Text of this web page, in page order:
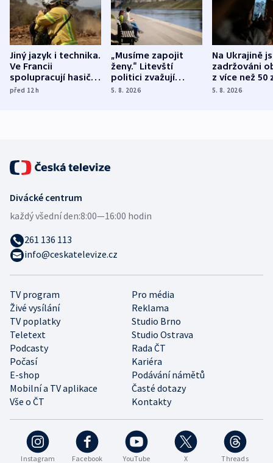
Jiný jazyk i technika.
Ve Francii
spolupracují hasiči z
různých zemí
před 12h
„Musíme zapojit
ženy.“ Litevští
politici zvažují
dohodu o
5. 8. 2026
Na Ukrajině
zadržováni
z více než 50
Bojovali na
5. 8. 2026
Instagram Facebook YouTube X Threads
TV program
Pro média
Živé vysílání
Reklama
TV poplatky
Studio Brno
Teletext
Studio Ostrava
Podcasty
Rada ČT
Počasí
Kariéra
E-shop
Podávání námětů
Mobilní a TV aplikace
Časté dotazy
Vše o ČT
Kontakty
Divácké centrum
každý všední den:8:00—16:00 hodin
261 136 113
info@ceskatelevize.cz